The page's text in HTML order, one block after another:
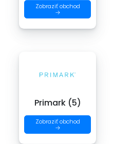
Zobraziť obchod
→
Primark (5)
Zobraziť obchod
→